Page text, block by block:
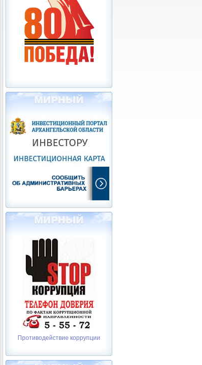
Противодействие коррупции